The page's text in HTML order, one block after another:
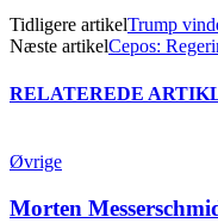
Tidligere artikelTrump
Næste artikelCepos:
RELATEREDE
Øvrige
Morten